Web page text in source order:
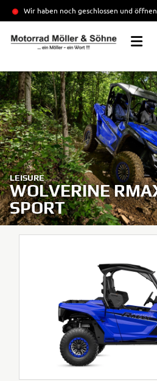
Wir haben noch geschlossen und
LEISURE
WOLVERINE
SPORT